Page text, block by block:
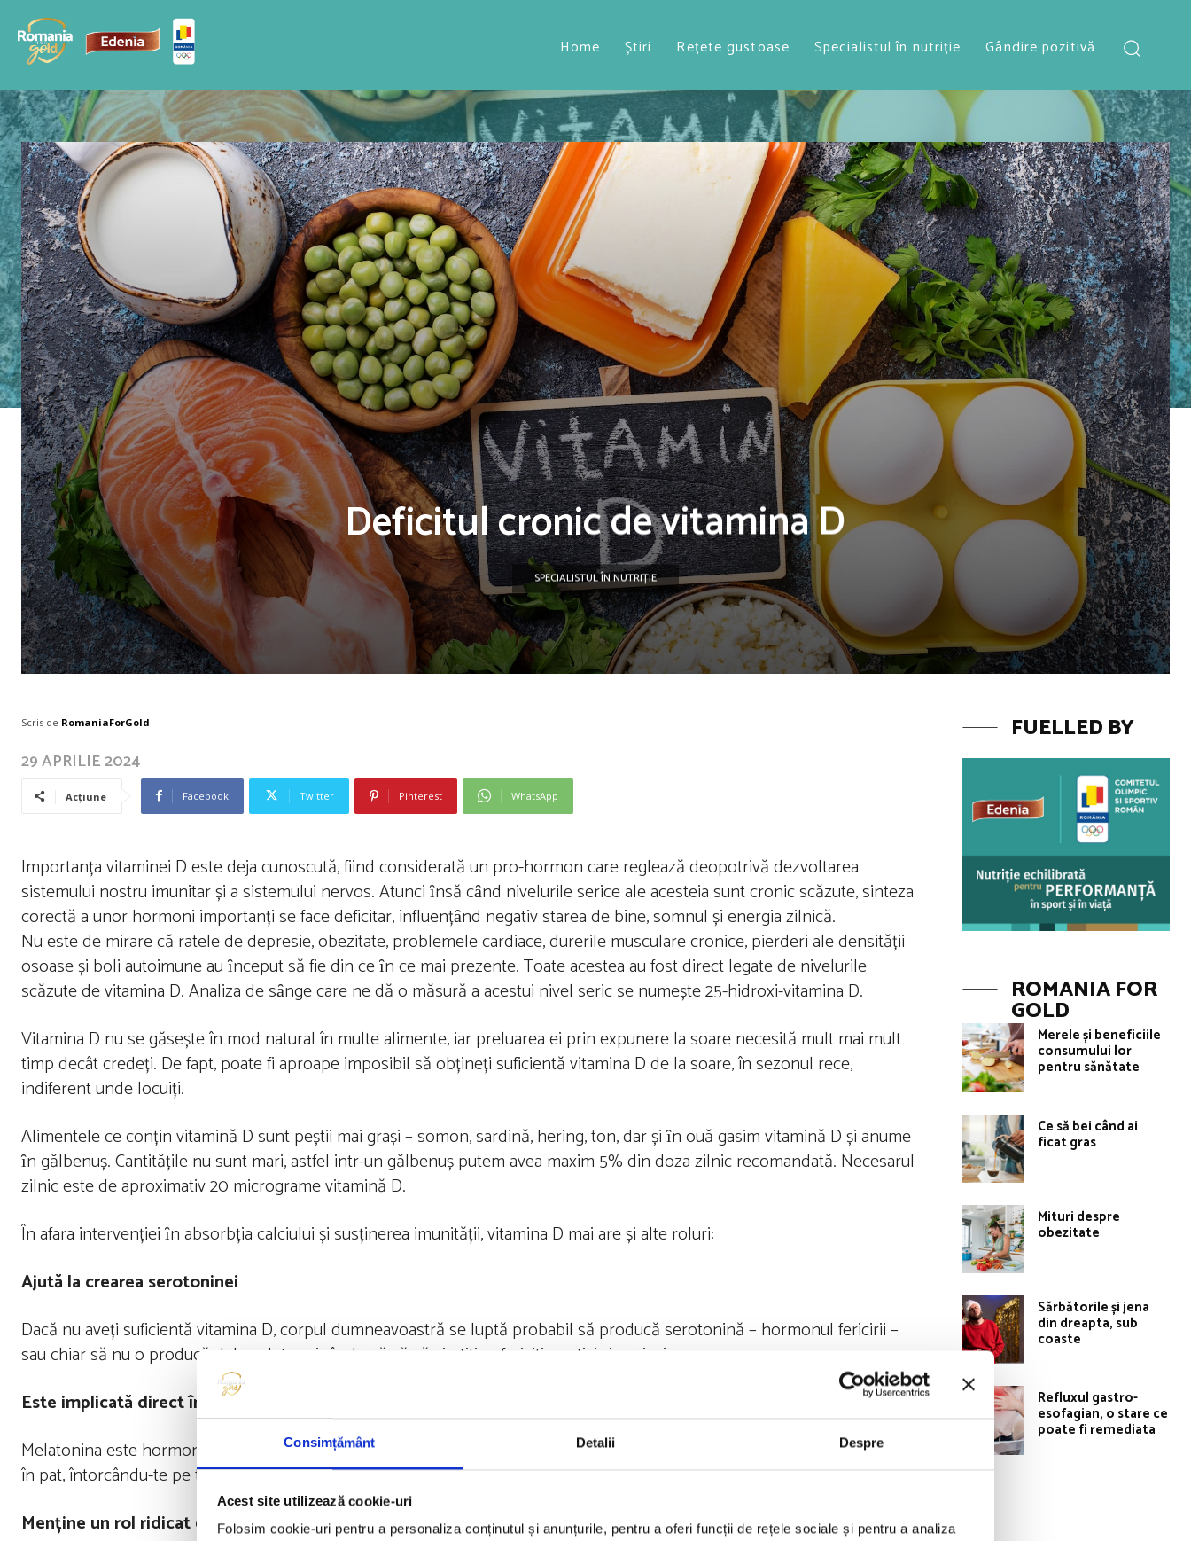
Consimțământ Detalii Despre
Acest site utilizează cookie-uri
Folosim cookie-uri pentru a personaliza conținutul și anunțurile, pentru a oferi funcții de rețele sociale și pentru a analiza
Home Știri Rețete gustoase Specialistul în nutriție Gândire pozitivă
Deficitul cronic de vitamina D
SPECIALISTUL ÎN NUTRIȚIE
Scris de RomaniaForGold
29 APRILIE 2024
Acțiune Facebook Twitter Pinterest WhatsApp
Importanța vitaminei D este deja cunoscută, fiind considerată un pro-hormon care reglează deopotrivă dezvoltarea
sistemului nostru imunitar și a sistemului nervos. Atunci ȋnsă cȃnd nivelurile serice ale acesteia sunt cronic scăzute, sinteza
corectă a unor hormoni importanți se face deficitar, influențȃnd negativ starea de bine, somnul și energia zilnică.
Nu este de mirare că ratele de depresie, obezitate, problemele cardiace, durerile musculare cronice, pierderi ale densității
osoase și boli autoimune au ȋnceput să fie din ce ȋn ce mai prezente. Toate acestea au fost direct legate de nivelurile
scăzute de vitamina D. Analiza de sȃnge care ne dă o măsură a acestui nivel seric se numește 25-hidroxi-vitamina D.
Vitamina D nu se găsește în mod natural în multe alimente, iar preluarea ei prin expunere la soare necesită mult mai mult
timp decât credeți. De fapt, poate fi aproape imposibil să obțineți suficientă vitamina D de la soare, în sezonul rece,
indiferent unde locuiți.
Alimentele ce conțin vitamină D sunt peștii mai grași – somon, sardină, hering, ton, dar și ȋn ouă gasim vitamină D și anume
ȋn gălbenuș. Cantitățile nu sunt mari, astfel intr-un gălbenuș putem avea maxim 5% din doza zilnic recomandată. Necesarul
zilnic este de aproximativ 20 micrograme vitamină D.
În afara intervenției ȋn absorbția calciului și susținerea imunității, vitamina D mai are și alte roluri:
Ajută la crearea serotoninei
Dacă nu aveți suficientă vitamina D, corpul dumneavoastră se luptă probabil să producă serotonină – hormonul fericirii –
sau chiar să nu o producă deloc, determinându-vă să vă simțiți nefericiți, apatici și anxioși.
Este implicată direct în producerea melatoninei
Melatonina este hormonul care vă ajută corpul să treacă de la modul treaz la cel somn. Fără melatonină s-ar putea să stai
în pat, întorcându-te pe toate părțile, pierzând ore din ceea ce ar fi putut fi un somn reparator.
Menține un rol ridicat de energie
FUELLED BY
ROMANIA FOR
GOLD
Merele și beneficiile
consumului lor
pentru sănătate
Ce să bei când ai
ficat gras
Mituri despre
obezitate
Sărbătorile și jena
din dreapta, sub
coaste
Refluxul gastro-
esofagian, o stare ce
poate fi remediata